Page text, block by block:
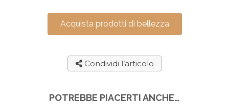
Acquista prodotti di bellezza
Condividi l’articolo
POTREBBE PIACERTI ANCHE…